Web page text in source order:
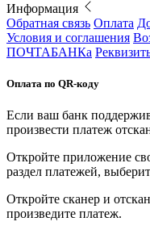
Информация
Обратная связь Оплата
Условия и соглашения
ПОЧТАБАНКа
Оплата по QR-коду
Если ваш банк
произвести платеж
Откройте приложение
раздел платежей,
Откройте сканер и
произведите платеж.